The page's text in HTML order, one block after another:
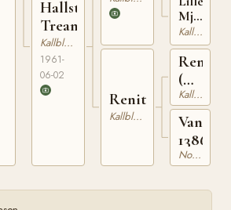
Hallsta
Trean
Kallblodig Travare
1961-
06-02
Renita
Kallblodig Travare
Mjölner
(NO)
Kallblodig Travare
Remin
(NO)
T-
170
Kallblodig Travare
Vanicka
13861
Nordsvensk Brukshäst